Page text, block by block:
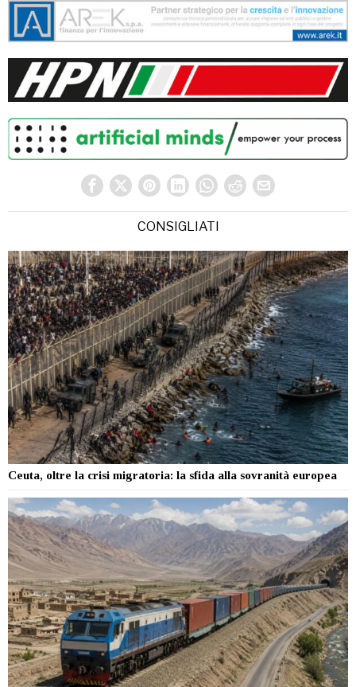
CONSIGLIATI
Ceuta, oltre la crisi migratoria: la sfida alla sovranità europea